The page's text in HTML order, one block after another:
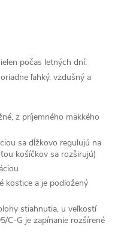
počas letných dní.
ľahký, vzdušný a
z príjemného mäkkého
sa dĺžkovo regulujú na
košíčkov sa rozširujú)
kostice a je podložený
stiahnutia, u veľkostí
C-G je zapínanie rozšírené